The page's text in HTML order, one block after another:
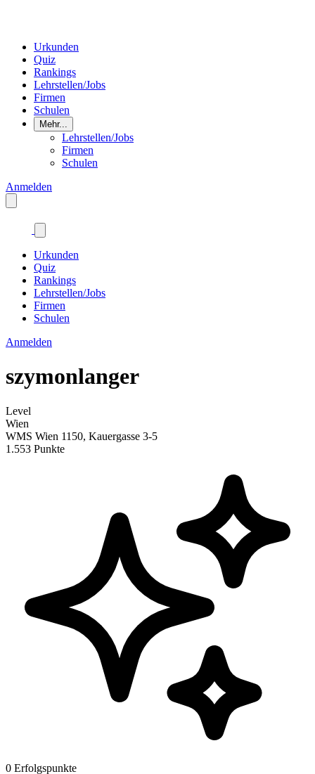
Urkunden
Quiz
Rankings
Lehrstellen/Jobs
Firmen
Schulen
Mehr...
Lehrstellen/Jobs
Firmen
Schulen
Anmelden
Urkunden
Quiz
Rankings
Lehrstellen/Jobs
Firmen
Schulen
Anmelden
szymonlanger
Level
Wien
WMS Wien 1150, Kauergasse 3-5
1.553 Punkte
0 Erfolgspunkte